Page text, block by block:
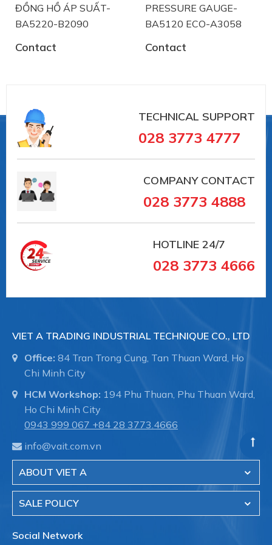
TYPE SERIES CI4120
TYPE SERIES CI4340
TYPE SERIES CI4300
Type series PASCAL CV4 series - compact
TYPE SERIES CV4100
TYPE SERIES CV4300
Type series PASCAL CS series - hygienic
TYPE SERIES CS2100
TYPE SERIES CV3120
TYPE SERIES CV3300
Type series UNIVERSAL / COMPACT series -
analogue
- Đo áp suất cơ học (
measurement)
Type series BA4100
Type series BA5100 ECOnomic
ĐỒNG HỒ ÁP SUẤT-
BA5220-B2090
Contact
PRESSURE GAUGE-
BA5120 ECO-A3058
Contact
TECHNICAL SUPPORT
028 3773 4777
COMPANY CONTACT
028 3773 4888
HOTLINE 24/7
028 3773 4666
VIET A TRADING INDUSTRIAL TECHNIQUE CO., LTD
Office: 84 Tran Trong Cung, Tan Thuan Ward, Ho
Chi Minh City
HCM Workshop: 194 Phu Thuan, Phu Thuan Ward,
Ho Chi Minh City
0943 999 067 +84 28 3773.4666
info@vait.com.vn
ABOUT VIET A
SALE POLICY
Social Network